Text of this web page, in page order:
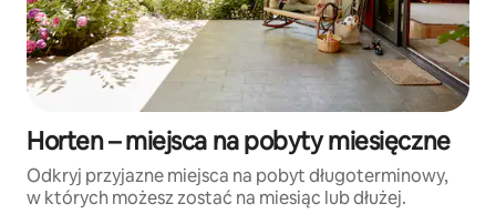
Horten – miejsca na pobyty miesięczne
Odkryj przyjazne miejsca na pobyt długoterminowy,
w których możesz zostać na miesiąc lub dłużej.